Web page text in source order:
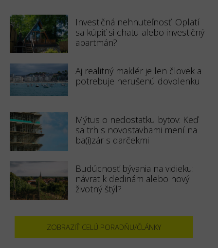
Investičná nehnuteľnosť: Oplatí
sa kúpiť si chatu alebo investičný
apartmán?
Aj realitný maklér je len človek a
potrebuje nerušenú dovolenku
Mýtus o nedostatku bytov: Keď
sa trh s novostavbami mení na
ba(i)zár s darčekmi
Budúcnosť bývania na vidieku:
návrat k dedinám alebo nový
životný štýl?
ZOBRAZIŤ CELÚ PORADŇU/ČLÁNKY